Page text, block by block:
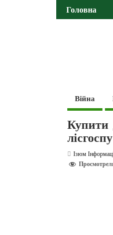
Головна
Війна
Купити
лісгоспу
Ізюм